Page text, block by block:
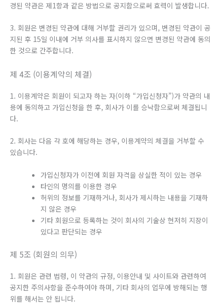
경된 약관은 제1항과 같은 방법으로 공지함으로써 효력이 발생합니다.
3. 회원은 변경된 약관에 대해 거부할 권리가 있으며, 변경된 약관이 공
지된 후 15일 이내에 거부 의사를 표시하지 않으면 변경된 약관에 동의
한 것으로 간주합니다.
제 4조 (이용계약의 체결)
1. 이용계약은 회원이 되고자 하는 자(이하 “가입신청자”)가 약관의 내
용에 동의하고 가입신청을 한 후, 회사가 이를 승낙함으로써 체결됩니
다.
2. 회사는 다음 각 호에 해당하는 경우, 이용계약의 체결을 거부할 수
있습니다.
가입신청자가 이전에 회원 자격을 상실한 적이 있는 경우
타인의 명의를 이용한 경우
허위의 정보를 기재하거나, 회사가 제시하는 내용을 기재하
지 않은 경우
기타 회원으로 등록하는 것이 회사의 기술상 현저히 지장이
있다고 판단되는 경우
제 5조 (회원의 의무)
1. 회원은 관련 법령, 이 약관의 규정, 이용안내 및 사이트와 관련하여
공지한 주의사항을 준수하여야 하며, 기타 회사의 업무에 방해되는 행
위를 해서는 안 됩니다.